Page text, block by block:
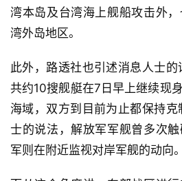
湾本岛及台湾海上舰船攻击外，
湾外岛地区。
此外，路透社也引述消息人士
共约10搜舰艇在7日早上继续现
海域，双方到目前为止都保持
士的说法，解放军军舰曾多次
军则在附近监视对岸军舰的动向。